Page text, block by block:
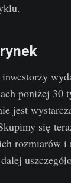
poniżej 30
jest
się
rozmiarów